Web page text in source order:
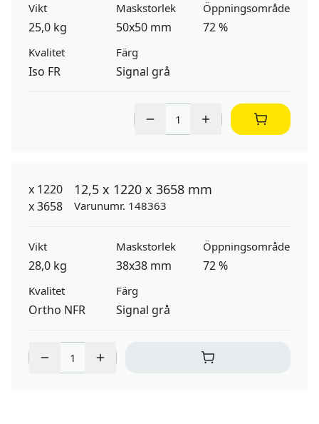
Vikt
25,0 kg
Maskstorlek
50x50 mm
Öppningsområde
72 %
Kvalitet
Iso FR
Färg
Signal grå
12,5 x 1220 x 3658 mm
Varunumr. 148363
Vikt
28,0 kg
Maskstorlek
38x38 mm
Öppningsområde
72 %
Kvalitet
Ortho NFR
Färg
Signal grå